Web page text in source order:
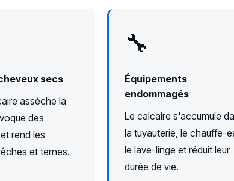
secs
assèche la
des
rend les
et ternes.
🔧
Équipements
endommagés
Le calcaire s'accumule
la tuyauterie, le chauffe-
le lave-linge et réduit leur
durée de vie.